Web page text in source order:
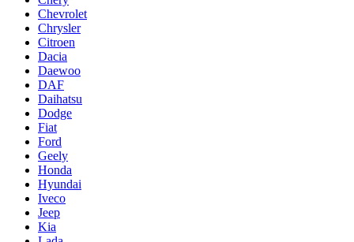
Chevrolet
Chrysler
Citroen
Dacia
Daewoo
DAF
Daihatsu
Dodge
Fiat
Ford
Geely
Honda
Hyundai
Iveco
Jeep
Kia